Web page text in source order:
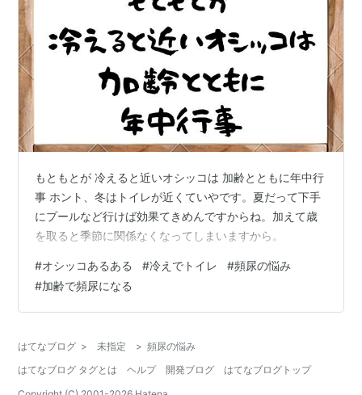
もともとが 冷えると近いオシッコは 加齢とともに年中行
事 ホント、冬はトイレが近くていやです。夏だって下手
にプールなど行けば効果てきめんですからね。加えて歳
を取ると季節に関係なくなってしまいますから。
#オシッコあるある #冷えでトイレ #頻尿の悩み
#加齢で頻尿になる
はてなブログ > 未指定 > 頻尿の悩み
はてなブログ タグとは
ヘルプ 開発ブログ
はてなブログトップ